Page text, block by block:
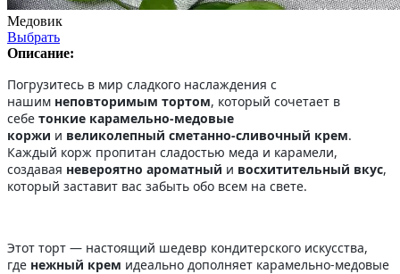
Медовик
Выбрать
Описание:
Погрузитесь в мир сладкого наслаждения с
нашим неповторимым тортом, который сочетает в
себе тонкие карамельно-медовые
коржи и великолепный сметанно-сливочный крем.
Каждый корж пропитан сладостью меда и карамели,
создавая невероятно ароматный и восхитительный вкус,
который заставит вас забыть обо всем на свете.
Этот торт — настоящий шедевр кондитерского искусства,
где нежный крем идеально дополняет карамельно-медовые